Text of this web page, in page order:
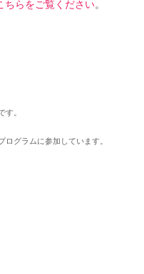
ちらをご覧ください。
す。
グラムに参加しています。